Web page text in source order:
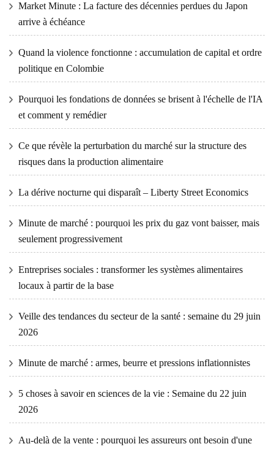
Market Minute : La facture des décennies perdues du Japon
arrive à échéance
Quand la violence fonctionne : accumulation de capital et ordre
politique en Colombie
Pourquoi les fondations de données se brisent à l'échelle de l'IA
et comment y remédier
Ce que révèle la perturbation du marché sur la structure des
risques dans la production alimentaire
La dérive nocturne qui disparaît – Liberty Street Economics
Minute de marché : pourquoi les prix du gaz vont baisser, mais
seulement progressivement
Entreprises sociales : transformer les systèmes alimentaires
locaux à partir de la base
Veille des tendances du secteur de la santé : semaine du 29 juin
2026
Minute de marché : armes, beurre et pressions inflationnistes
5 choses à savoir en sciences de la vie : Semaine du 22 juin
2026
Au-delà de la vente : pourquoi les assureurs ont besoin d'une